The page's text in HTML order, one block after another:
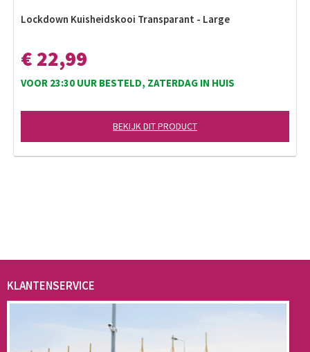
Lockdown Kuisheidskooi Transparant - Large
€ 22,99
VOOR 23:30 UUR BESTELD, ZATERDAG IN HUIS
BEKIJK DIT PRODUCT
KLANTENSERVICE